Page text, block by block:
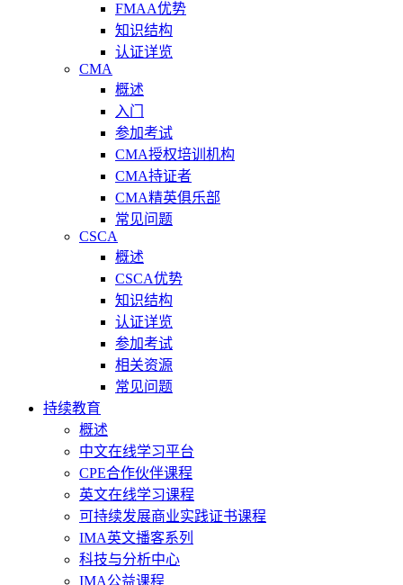
FMAA优势
知识结构
认证详览
CMA
概述
入门
参加考试
CMA授权培训机构
CMA持证者
CMA精英俱乐部
常见问题
CSCA
概述
CSCA优势
知识结构
认证详览
参加考试
相关资源
常见问题
持续教育
概述
中文在线学习平台
CPE合作伙伴课程
英文在线学习课程
可持续发展商业实践证书课程
IMA英文播客系列
科技与分析中心
IMA公益课程